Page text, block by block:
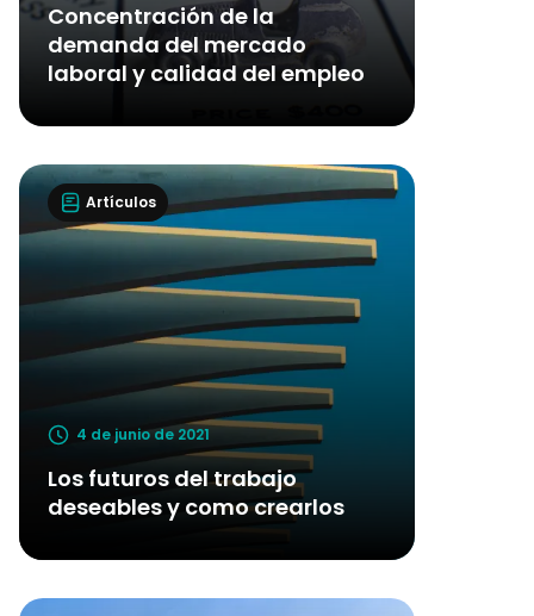
Concentración de la
demanda del mercado
laboral y calidad del empleo
Artículos
4 de junio de 2021
Los futuros del trabajo
deseables y como crearlos